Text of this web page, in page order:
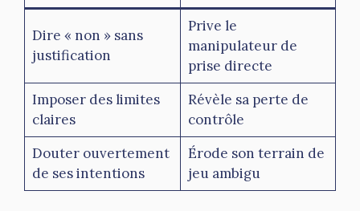
Dire « non » sans
justification
Prive le
manipulateur de
prise directe
Imposer des limites
claires
Révèle sa perte de
contrôle
Douter ouvertement
de ses intentions
Érode son terrain de
jeu ambigu